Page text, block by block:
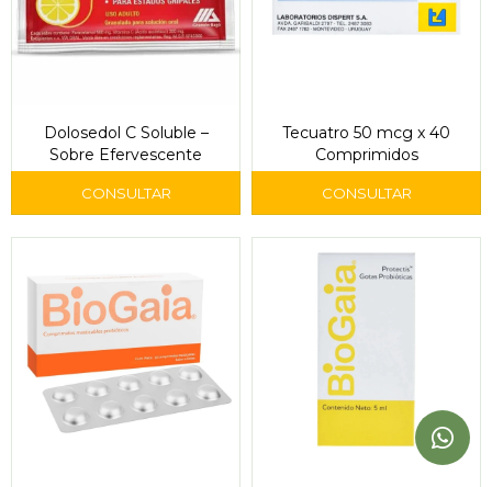
Dolosedol C Soluble –
Sobre Efervescente
Tecuatro 50 mcg x 40
Comprimidos